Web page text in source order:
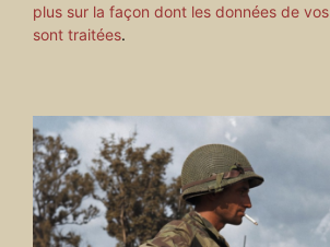
plus sur la façon dont les données de
sont traitées.